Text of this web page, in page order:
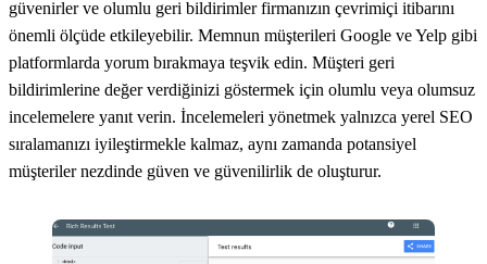
güvenirler ve olumlu geri bildirimler firmanızın çevrimiçi itibarını
önemli ölçüde etkileyebilir. Memnun müşterileri Google ve Yelp gibi
platformlarda yorum bırakmaya teşvik edin. Müşteri geri
bildirimlerine değer verdiğinizi göstermek için olumlu veya olumsuz
incelemelere yanıt verin. İncelemeleri yönetmek yalnızca yerel SEO
sıralamanızı iyileştirmekle kalmaz, aynı zamanda potansiyel
müşteriler nezdinde güven ve güvenilirlik de oluşturur.